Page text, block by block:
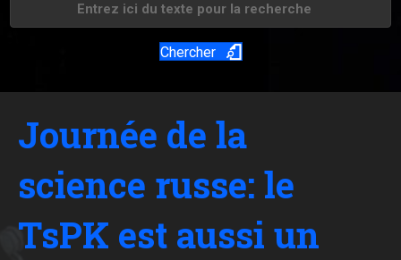
Chercher
Journée de la
science russe: le
TsPK est aussi un